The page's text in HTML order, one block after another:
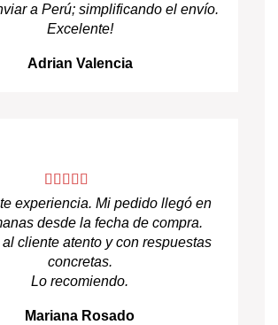
a Perú; simplificando el envío.
Excelente!
Adrian Valencia
experiencia. Mi pedido llegó en
desde la fecha de compra.
cliente atento y con respuestas
concretas.
Lo recomiendo.
Mariana Rosado